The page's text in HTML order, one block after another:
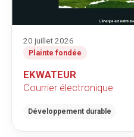
20 juillet 2026
Plainte fondée
EKWATEUR
Courrier électronique
Développement durable